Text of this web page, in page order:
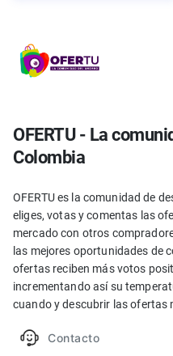
OFERTU - La
Colombia
OFERTU es la comunidad de
eliges, votas y comentas las
mercado con otros
las mejores oportunidades de
ofertas reciben más votos
incrementando así su
cuando y descubrir las ofertas
Contacto